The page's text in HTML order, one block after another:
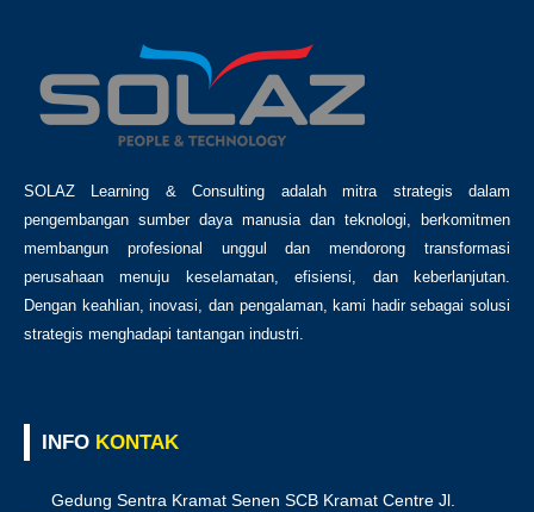
SOLAZ Learning & Consulting adalah mitra strategis dalam
pengembangan sumber daya manusia dan teknologi, berkomitmen
membangun profesional unggul dan mendorong transformasi
perusahaan menuju keselamatan, efisiensi, dan keberlanjutan.
Dengan keahlian, inovasi, dan pengalaman, kami hadir sebagai solusi
strategis menghadapi tantangan industri.
INFO KONTAK
Gedung Sentra Kramat Senen SCB Kramat Centre Jl.